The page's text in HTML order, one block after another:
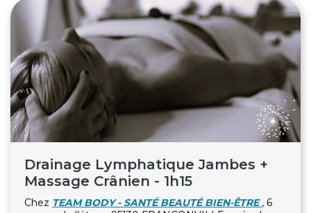
Drainage Lymphatique Jambes +
Massage Crânien - 1h15
Chez TEAM BODY - SANTÉ BEAUTÉ BIEN-ÊTRE , 6